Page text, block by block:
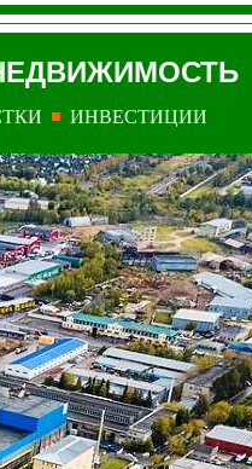
ИНВЕСТИЦИИ